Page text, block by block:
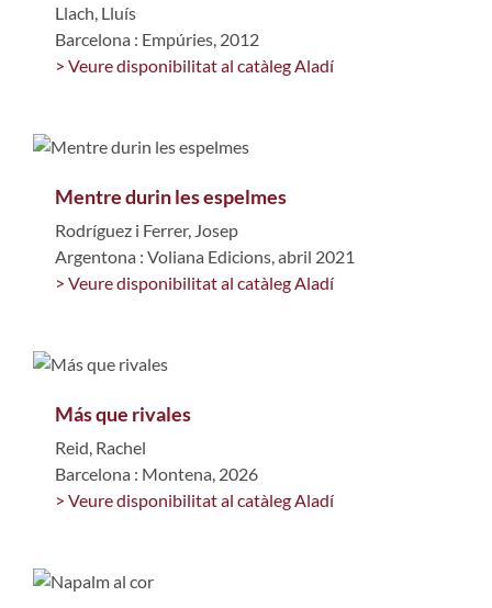
Llach, Lluís
Barcelona : Empúries, 2012
> Veure disponibilitat al catàleg Aladí
Mentre durin les espelmes
Rodríguez i Ferrer, Josep
Argentona : Voliana Edicions, abril 2021
> Veure disponibilitat al catàleg Aladí
Más que rivales
Reid, Rachel
Barcelona : Montena, 2026
> Veure disponibilitat al catàleg Aladí